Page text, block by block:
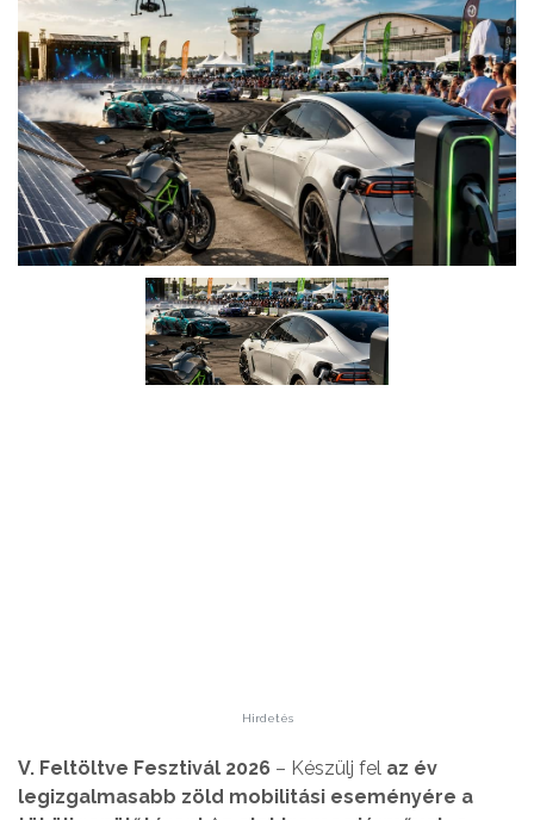
Hirdetés
V. Feltöltve Fesztivál 2026 – Készülj fel az év
legizgalmasabb zöld mobilitási eseményére a